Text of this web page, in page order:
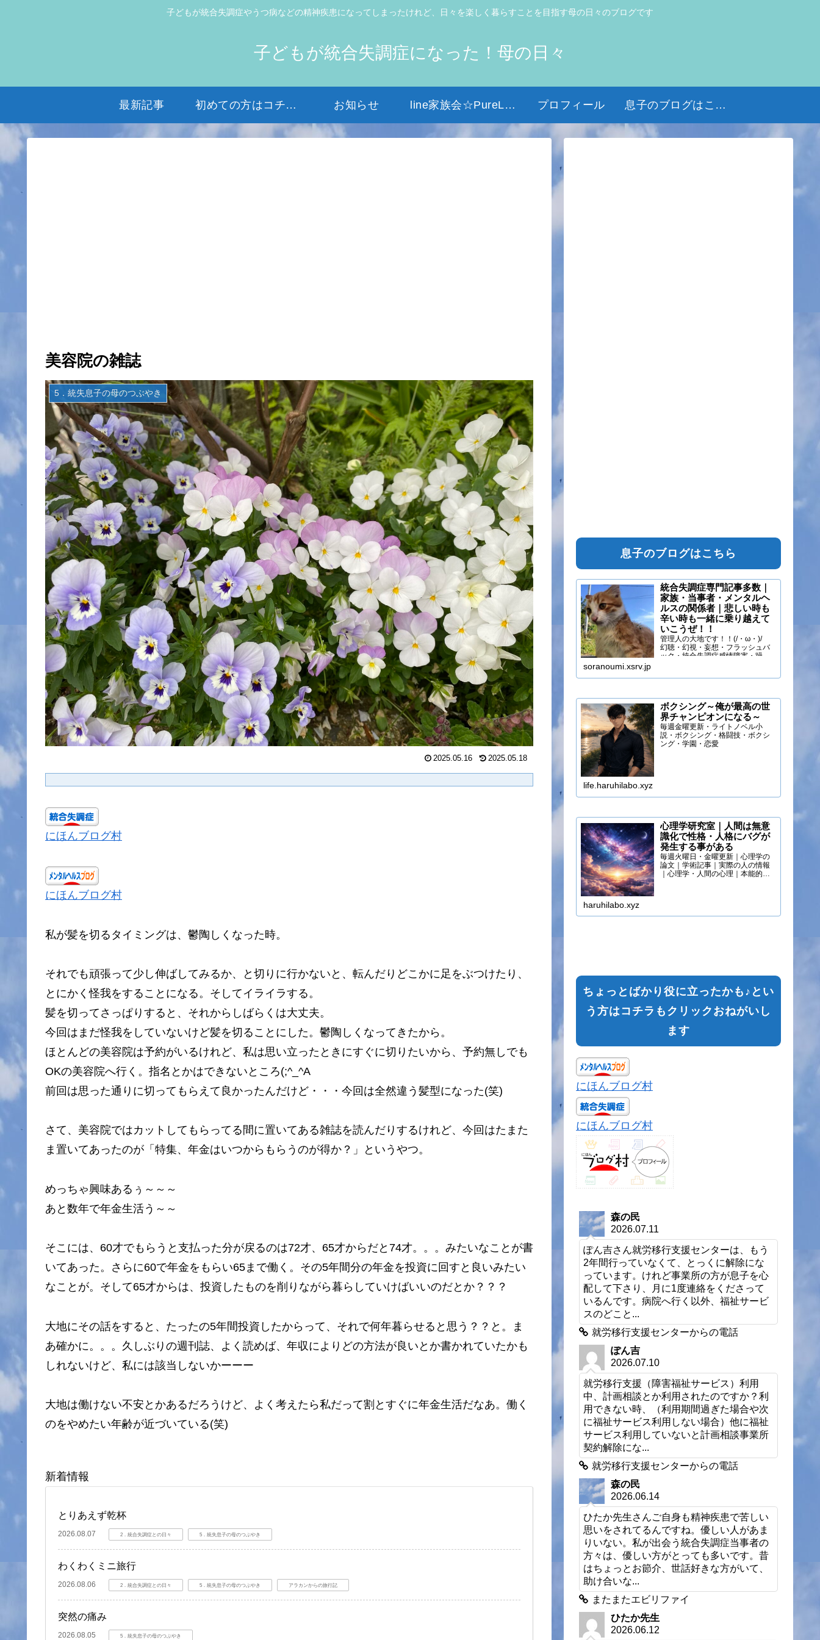
子どもが統合失調症やうつ病などの精神疾患になってしまったけれど、日々を楽しく暮らすことを目指す母の日々のブログです
子どもが統合失調症になった！母の日々
最新記事 初めての方はコチラから お知らせ line家族会☆PureLight☆ プロフィール 息子のブログはこちら
美容院の雑誌
5．統失息子の母のつぶやき
2025.05.16 2025.05.18
にほんブログ村
にほんブログ村
私が髪を切るタイミングは、鬱陶しくなった時。
それでも頑張って少し伸ばしてみるか、と切りに行かないと、転んだりどこかに足をぶつけたり、
とにかく怪我をすることになる。そしてイライラする。
髪を切ってさっぱりすると、それからしばらくは大丈夫。
今回はまだ怪我をしていないけど髪を切ることにした。鬱陶しくなってきたから。
ほとんどの美容院は予約がいるけれど、私は思い立ったときにすぐに切りたいから、予約無しでも
OKの美容院へ行く。指名とかはできないところ(;^_^A
前回は思った通りに切ってもらえて良かったんだけど・・・今回は全然違う髪型になった(笑)
さて、美容院ではカットしてもらってる間に置いてある雑誌を読んだりするけれど、今回はたまた
ま置いてあったのが「特集、年金はいつからもらうのが得か？」というやつ。
めっちゃ興味あるぅ～～～
あと数年で年金生活う～～
そこには、60才でもらうと支払った分が戻るのは72才、65才からだと74才。。。みたいなことが書
いてあった。さらに60で年金をもらい65まで働く。その5年間分の年金を投資に回すと良いみたい
なことが。そして65才からは、投資したものを削りながら暮らしていけばいいのだとか？？？
大地にその話をすると、たったの5年間投資したからって、それで何年暮らせると思う？？と。ま
あ確かに。。。久しぶりの週刊誌、よく読めば、年収によりどの方法が良いとか書かれていたかも
しれないけど、私には該当しないかーーー
大地は働けない不安とかあるだろうけど、よく考えたら私だって割とすぐに年金生活だなあ。働く
のをやめたい年齢が近づいている(笑)
新着情報
とりあえず乾杯
2026.08.07 2．統合失調症との日々 5．統失息子の母のつぶやき
わくわくミニ旅行
2026.08.06 2．統合失調症との日々 5．統失息子の母のつぶやき アラカンからの旅行記
突然の痛み
2026.08.05 5．統失息子の母のつぶやき
息子のブログはこちら
統合失調症専門記事多数｜
家族・当事者・メンタルヘ
ルスの関係者｜悲しい時も
辛い時も一緒に乗り越えて
いこうぜ！！
管理人の大地です！！(/・ω・)/
幻聴・幻視・妄想・フラッシュバ
ック・統合失調症感情障害・躁う
soranoumi.xsrv.jp
ボクシング～俺が最高の世
界チャンピオンになる～
毎週金曜更新・ライトノベル小
説・ボクシング・格闘技・ボクシ
ング・学園・恋愛
life.haruhilabo.xyz
心理学研究室｜人間は無意
識化で性格・人格にバグが
発生する事がある
毎週火曜日・金曜更新｜心理学の
論文｜学術記事｜実際の人の情報
｜心理学・人間の心理｜本能的心
haruhilabo.xyz
ちょっとばかり役に立ったかも♪とい
う方はコチラもクリックおねがいし
ます
にほんブログ村
にほんブログ村
森の民
2026.07.11
ぽん吉さん就労移行支援センターは、もう
2年間行っていなくて、とっくに解除にな
っています。けれど事業所の方が息子を心
配して下さり、月に1度連絡をくださって
いるんです。病院へ行く以外、福祉サービ
スのどこと...
就労移行支援センターからの電話
ぽん吉
2026.07.10
就労移行支援（障害福祉サービス）利用
中、計画相談とか利用されたのですか？利
用できない時、（利用期間過ぎた場合や次
に福祉サービス利用しない場合）他に福祉
サービス利用していないと計画相談事業所
契約解除にな...
就労移行支援センターからの電話
森の民
2026.06.14
ひたか先生さんご自身も精神疾患で苦しい
思いをされてるんですね。優しい人があま
りいない。私が出会う統合失調症当事者の
方々は、優しい方がとっても多いです。昔
はちょっとお節介、世話好きな方がいて、
助け合いな...
またまたエビリファイ
ひたか先生
2026.06.12